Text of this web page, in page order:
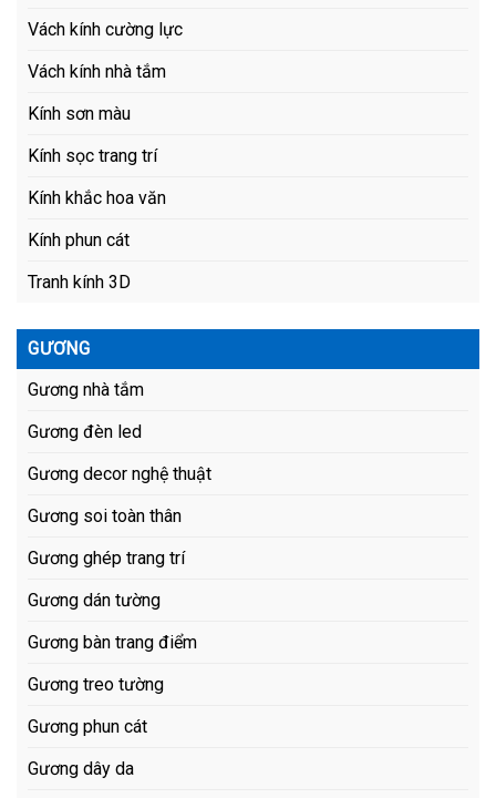
Vách kính cường lực
Vách kính nhà tắm
Kính sơn màu
Kính sọc trang trí
Kính khắc hoa văn
Kính phun cát
Tranh kính 3D
GƯƠNG
Gương nhà tắm
Gương đèn led
Gương decor nghệ thuật
Gương soi toàn thân
Gương ghép trang trí
Gương dán tường
Gương bàn trang điểm
Gương treo tường
Gương phun cát
Gương dây da